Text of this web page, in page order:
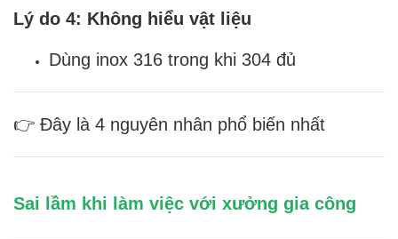
Lý do 4: Không hiểu vật liệu
Dùng inox 316 trong khi 304 đủ
👉 Đây là 4 nguyên nhân phổ biến nhất
Sai lầm khi làm việc với xưởng gia công